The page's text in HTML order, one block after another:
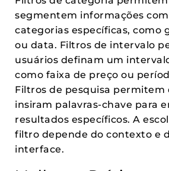
segmentem informações
categorias específicas, como
ou data. Filtros de intervalo
usuários definam um
como faixa de preço ou
Filtros de pesquisa permitem
insiram palavras-chave para
resultados específicos. A
filtro depende do contexto e
interface.